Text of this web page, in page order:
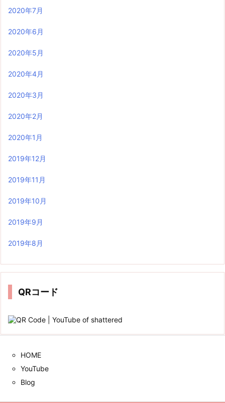
2020年7月
2020年6月
2020年5月
2020年4月
2020年3月
2020年2月
2020年1月
2019年12月
2019年11月
2019年10月
2019年9月
2019年8月
QRコード
HOME
YouTube
Blog